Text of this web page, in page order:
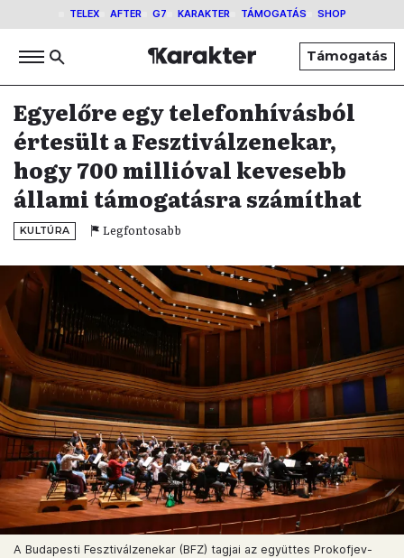
TELEX AFTER G7 KARAKTER TÁMOGATÁS SHOP
Támogatás
Egyelőre egy telefonhívásból
értesült a Fesztiválzenekar,
hogy 700 millióval kevesebb
állami támogatásra számíthat
KULTÚRA Legfontosabb
A Budapesti Fesztiválzenekar (BFZ) tagjai az együttes Prokofjev-